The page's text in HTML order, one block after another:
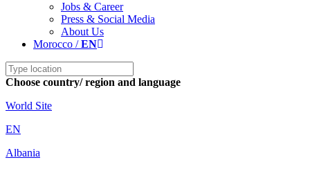
Jobs & Career
Press & Social Media
About Us
Morocco /EN
Choose country/ region and language
World Site
EN
Albania